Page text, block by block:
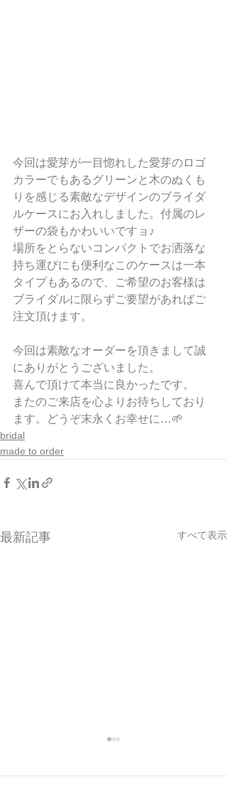
今回は愛芽が一目惚れした愛芽のロゴ
カラーでもあるグリーンと木のぬくも
りを感じる素敵なデザインのブライダ
ルケースにお入れしました。付属のレ
ザーの袋もかわいいですョ♪
場所をとらないコンパクトでお洒落な
持ち運びにも便利なこのケースは一本
タイプもあるので、ご希望のお客様は
ブライダルに限らずご要望があればご
注文頂けます。
今回は素敵なオーダーを頂きまして誠
にありがとうございました。
喜んで頂けて本当に良かったです。
またのご来店を心よりお待ちしており
ます。どうぞ末永くお幸せに…🌱
bridal
made to order
最新記事 すべて表示